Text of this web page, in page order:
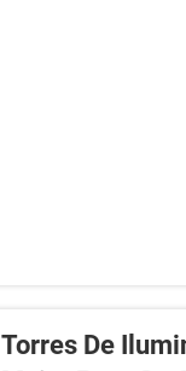
Torres De